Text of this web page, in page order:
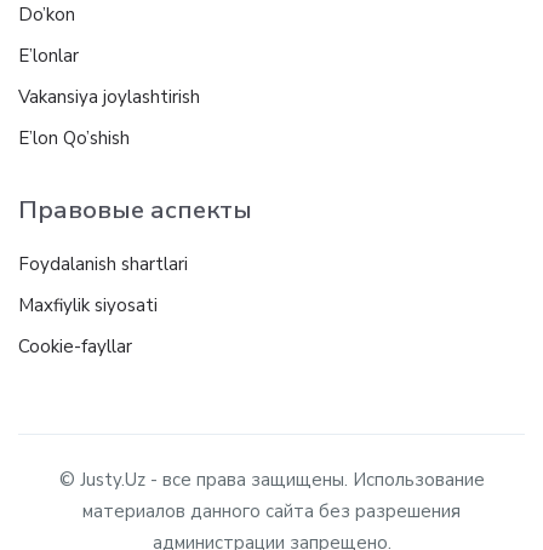
Do’kon
E’lonlar
Vakansiya joylashtirish
E’lon Qo’shish
Правовые аспекты
Foydalanish shartlari
Maxfiylik siyosati
Cookie-fayllar
© Justy.Uz - все права защищены. Использование
материалов данного сайта без разрешения
администрации запрещено.